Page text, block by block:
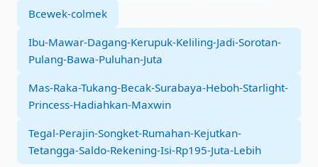
Bcewek-colmek
Ibu-Mawar-Dagang-Kerupuk-Keliling-Jadi-Sorotan-
Pulang-Bawa-Puluhan-Juta
Mas-Raka-Tukang-Becak-Surabaya-Heboh-Starlight-
Princess-Hadiahkan-Maxwin
Tegal-Perajin-Songket-Rumahan-Kejutkan-
Tetangga-Saldo-Rekening-Isi-Rp195-Juta-Lebih